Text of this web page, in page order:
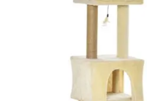
Consejos de Viaje
Experiencias de Viaje
Viaja con Encanto